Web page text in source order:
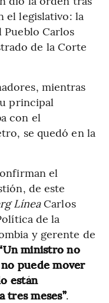
el legislativo: la
Carlos
de la Corte
mientras
principal
con el
se quedó en la
el
de este
LíneaCarlos
de la
y gerente de
ministro no
puede mover
están
tres meses”.